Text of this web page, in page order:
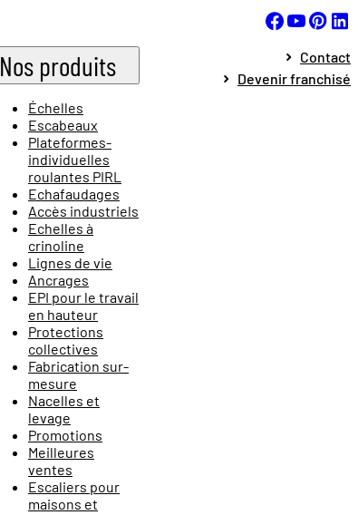
Nos produits
Échelles
Escabeaux
Plateformes-
individuelles
roulantes PIRL
Echafaudages
Accès industriels
Echelles à
crinoline
Lignes de vie
Ancrages
EPI pour le travail
en hauteur
Protections
collectives
Fabrication sur-
mesure
Nacelles et
levage
Promotions
Meilleures
ventes
Escaliers pour
maisons et
Contact
Devenir franchisé